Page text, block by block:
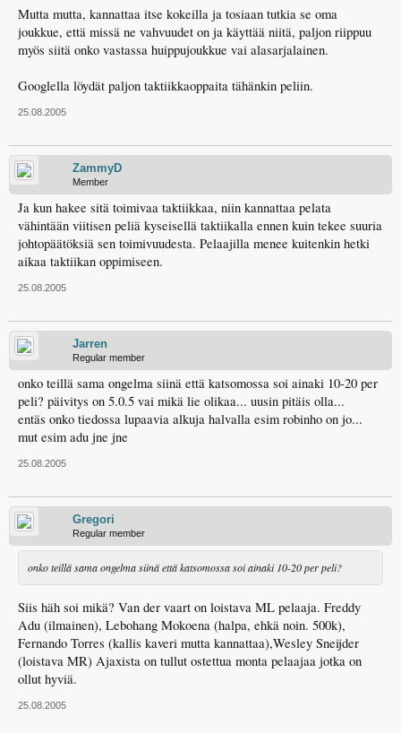
Mutta mutta, kannattaa itse kokeilla ja tosiaan tutkia se oma
joukkue, että missä ne vahvuudet on ja käyttää niitä, paljon riippuu
myös siitä onko vastassa huippujoukkue vai alasarjalainen.
Googlella löydät paljon taktiikkaoppaita tähänkin peliin.
25.08.2005
ZammyD
Member
Ja kun hakee sitä toimivaa taktiikkaa, niin kannattaa pelata
vähintään viitisen peliä kyseisellä taktiikalla ennen kuin tekee suuria
johtopäätöksiä sen toimivuudesta. Pelaajilla menee kuitenkin hetki
aikaa taktiikan oppimiseen.
25.08.2005
Jarren
Regular member
onko teillä sama ongelma siinä että katsomossa soi ainaki 10-20 per
peli? päivitys on 5.0.5 vai mikä lie olikaa... uusin pitäis olla...
entäs onko tiedossa lupaavia alkuja halvalla esim robinho on jo...
mut esim adu jne jne
25.08.2005
Gregori
Regular member
onko teillä sama ongelma siinä että katsomossa soi ainaki 10-20 per peli?
Siis häh soi mikä? Van der vaart on loistava ML pelaaja. Freddy
Adu (ilmainen), Lebohang Mokoena (halpa, ehkä noin. 500k),
Fernando Torres (kallis kaveri mutta kannattaa),Wesley Sneijder
(loistava MR) Ajaxista on tullut ostettua monta pelaajaa jotka on
ollut hyviä.
25.08.2005